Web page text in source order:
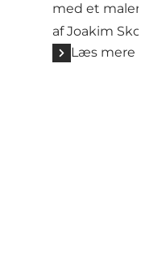
med et
af Joakim
Læs mere